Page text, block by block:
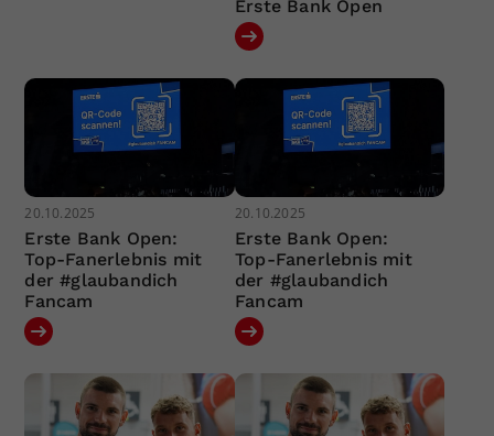
Erste Bank Open
20.10.2025
Erste Bank Open:
Top-Fanerlebnis mit
der #glaubandich
Fancam
20.10.2025
Erste Bank Open:
Top-Fanerlebnis mit
der #glaubandich
Fancam